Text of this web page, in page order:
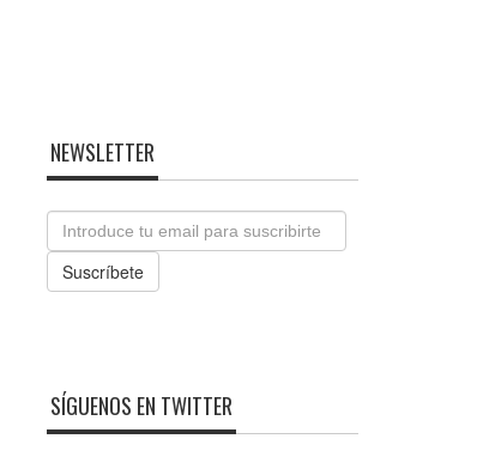
NEWSLETTER
Email
Suscríbete
SÍGUENOS EN TWITTER